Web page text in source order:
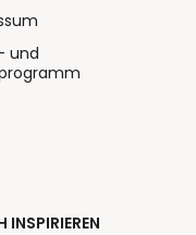
INSPIRIEREN
und